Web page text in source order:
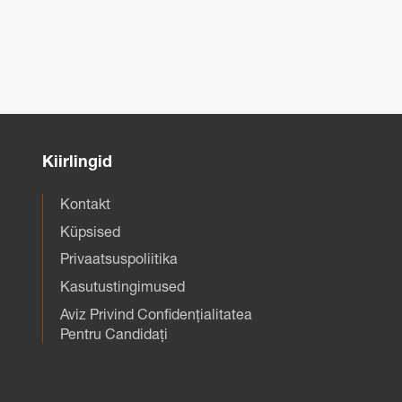
Kiirlingid
Kontakt
Küpsised
Privaatsuspoliitika
Kasutustingimused
Aviz Privind Confidențialitatea
Pentru Candidați